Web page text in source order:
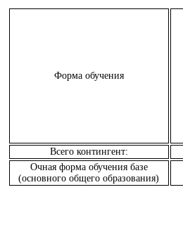
Форма обучения
Всего контингент:
Очная форма обучения базе
(основного общего образования)